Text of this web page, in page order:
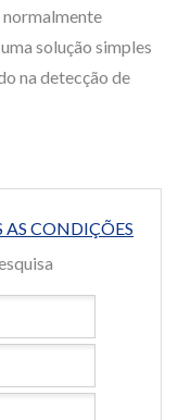
solução simples
na detecção de
AS CONDIÇÕES